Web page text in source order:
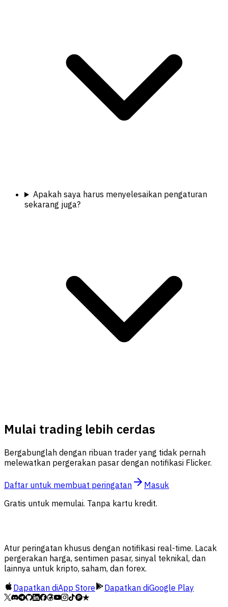
Apakah saya harus menyelesaikan pengaturan
sekarang juga?
Mulai trading lebih cerdas
Bergabunglah dengan ribuan trader yang tidak pernah
melewatkan pergerakan pasar dengan notifikasi Flicker.
Daftar untuk membuat peringatan
Masuk
Gratis untuk memulai. Tanpa kartu kredit.
Atur peringatan khusus dengan notifikasi real-time. Lacak
pergerakan harga, sentimen pasar, sinyal teknikal, dan
lainnya untuk kripto, saham, dan forex.
Dapatkan diApp Store Dapatkan diGoogle Play